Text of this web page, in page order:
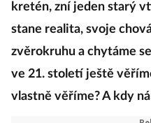
kretén, zní jeden starý
stane realita, svoje
zvěrokruhu a chytáme
ve 21. století ještě
vlastně věříme? A kdy